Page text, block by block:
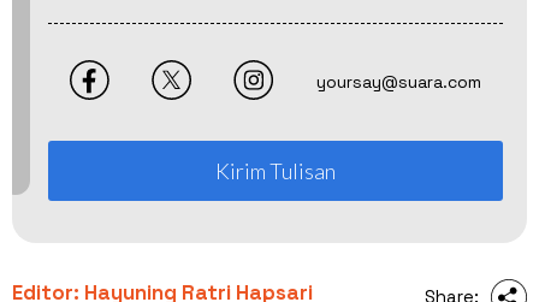
yoursay@suara.com
Kirim Tulisan
Editor: Hayuning Ratri Hapsari Share: